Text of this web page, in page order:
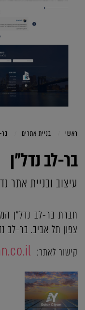
ראשי בניית אתרים
בר-לב נדל"ן
עיצוב ובניית אתר
חברת בר-לב נדל"ן
צפון תל אביב. בר-לב
קישור לאתר: